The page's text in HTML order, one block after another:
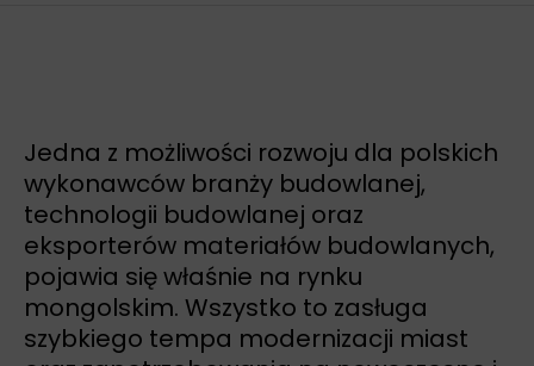
Jedna z możliwości rozwoju dla polskich
wykonawców branży budowlanej,
technologii budowlanej oraz
eksporterów materiałów budowlanych,
pojawia się właśnie na rynku
mongolskim. Wszystko to zasługa
szybkiego tempa modernizacji miast